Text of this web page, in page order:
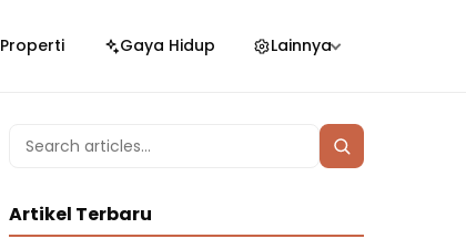
Properti Gaya Hidup Lainnya
Search
Search
Artikel Terbaru